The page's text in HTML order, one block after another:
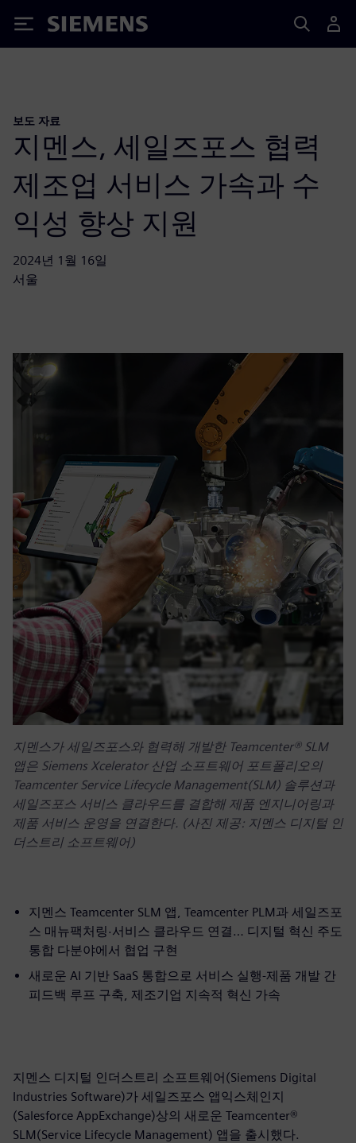
Siemens
보도 자료
지멘스, 세일즈포스 협력
제조업 서비스 가속과 수
익성 향상 지원
2024년 1월 16일
서울
지멘스가 세일즈포스와 협력해 개발한 Teamcenter® SLM
앱은 Siemens Xcelerator 산업 소프트웨어 포트폴리오의
Teamcenter Service Lifecycle Management(SLM) 솔루션과
세일즈포스 서비스 클라우드를 결합해 제품 엔지니어링과
제품 서비스 운영을 연결한다. (사진 제공: 지멘스 디지털 인
더스트리 소프트웨어)
지멘스 Teamcenter SLM 앱, Teamcenter PLM과 세일즈포
스 매뉴팩처링·서비스 클라우드 연결… 디지털 혁신 주도
통합 다분야에서 협업 구현
새로운 AI 기반 SaaS 통합으로 서비스 실행-제품 개발 간
피드백 루프 구축, 제조기업 지속적 혁신 가속
지멘스 디지털 인더스트리 소프트웨어(Siemens Digital
Industries Software)가 세일즈포스 앱익스체인지
(Salesforce AppExchange)상의 새로운 Teamcenter®
SLM(Service Lifecycle Management) 앱을 출시했다.